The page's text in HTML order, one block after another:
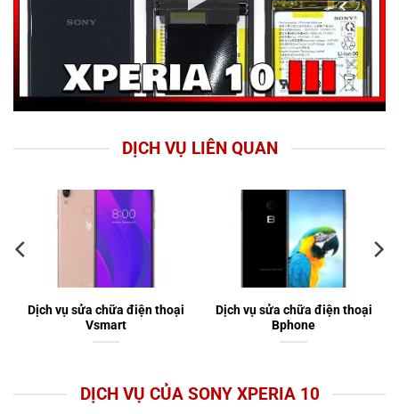
DỊCH VỤ LIÊN QUAN
Dịch vụ sửa chữa điện thoại
Vsmart
Dịch vụ sửa chữa điện thoại
Bphone
DỊCH VỤ CỦA SONY XPERIA 10